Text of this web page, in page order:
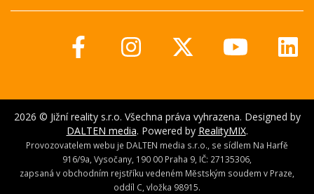
2026 © Jižní reality s.r.o. Všechna práva vyhrazena. Designed by
DALTEN media. Powered by RealityMIX.
Provozovatelem webu je DALTEN media s.r.o., se sídlem Na Harfě
916/9a, Vysočany, 190 00 Praha 9, IČ: 27135306,
zapsaná v obchodním rejstříku vedeném Městským soudem v Praze,
oddíl C, vložka 98915.